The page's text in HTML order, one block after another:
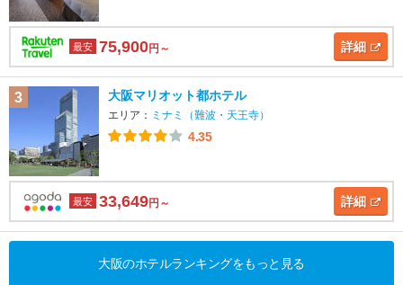
最安 75,900円～ 詳細
3 大阪マリオット都ホテル
エリア： ミナミ（難波・天王寺）
4.35
最安 33,649円～ 詳細
大阪のホテルランキングをもっと見る